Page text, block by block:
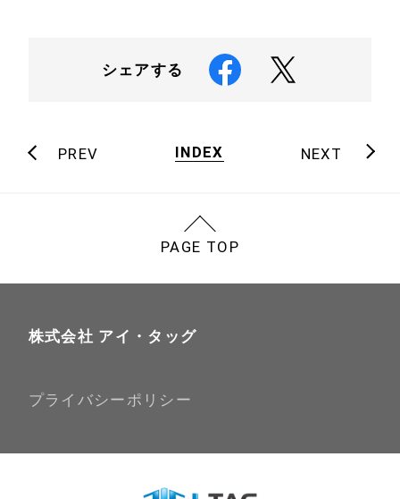
メディア掲載 お問い合わせ
シェアする
PREV INDEX NEXT
PAGE TOP
株式会社 アイ・タッグ
プライバシーポリシー